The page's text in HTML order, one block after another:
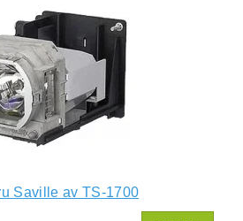
Saville av TS-1700